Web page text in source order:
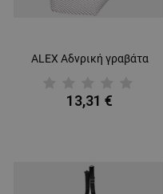
ALEX Αδνρική γραβάτα
13,31 €